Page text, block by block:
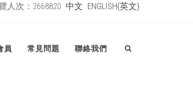
人次：2668820 中文 ENGLISH{英文}
員 常見問題 聯絡我們